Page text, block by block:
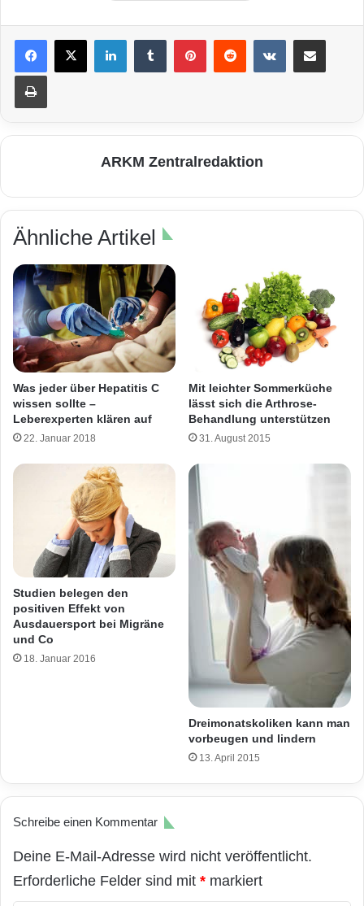
LinkedIn VKontakte
Drucken
ARKM Zentralredaktion
Ähnliche Artikel
Was jeder über Hepatitis C
wissen sollte –
Leberexperten klären auf
22. Januar 2018
Mit leichter Sommerküche
lässt sich die Arthrose-
Behandlung unterstützen
31. August 2015
Studien belegen den
positiven Effekt von
Ausdauersport bei Migräne
und Co
18. Januar 2016
Dreimonatskoliken kann man
vorbeugen und lindern
13. April 2015
Schreibe einen Kommentar
Deine E-Mail-Adresse wird nicht veröffentlicht.
Erforderliche Felder sind mit * markiert